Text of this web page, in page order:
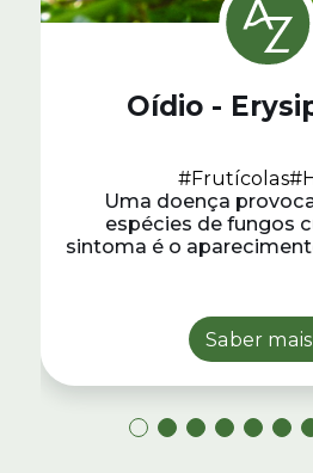
Oídio -
#Frutícolas
Uma doença
espécies de fungos
sintoma é o
Saber mais